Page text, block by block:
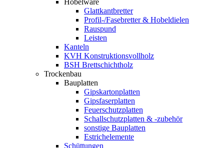
Hobelware
Glattkantbretter
Profil-/Fasebretter & Hobeldielen
Rauspund
Leisten
Kanteln
KVH Konstruktionsvollholz
BSH Brettschichtholz
Trockenbau
Bauplatten
Gipskartonplatten
Gipsfaserplatten
Feuerschutzplatten
Schallschutzplatten & -zubehör
sonstige Bauplatten
Estrichelemente
Schüttungen